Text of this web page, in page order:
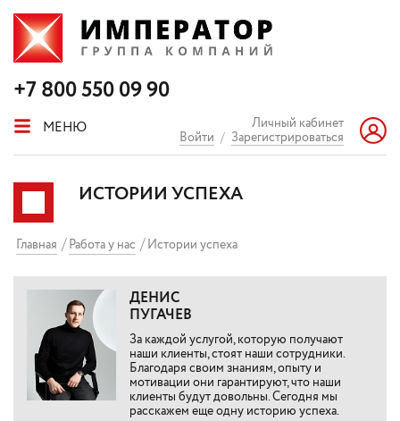
+7 800 550 09 90
МЕНЮ
Личный кабинет
Войти / Зарегистрироваться
ИСТОРИИ УСПЕХА
Главная Работа у нас Истории успеха
ДЕНИС
ПУГАЧЕВ
За каждой услугой, которую получают
наши клиенты, стоят наши сотрудники.
Благодаря своим знаниям, опыту и
мотивации они гарантируют, что наши
клиенты будут довольны. Сегодня мы
расскажем еще одну историю успеха.